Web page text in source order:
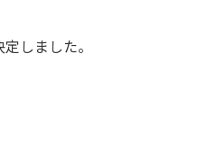
しました。